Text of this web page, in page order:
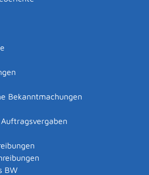
Bekanntmachungen
BW
in deren Bezirk das
ist
in einem Stadtkreis
in einem Landkreis